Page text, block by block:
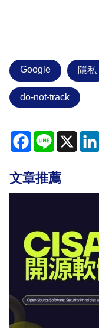
Google 隱私
do-not-track
Facebook
Line X
文章推薦